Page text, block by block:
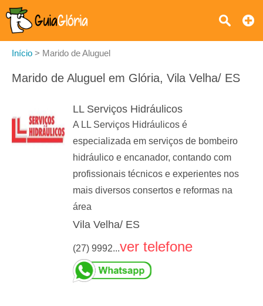
Início > Marido de Aluguel
Marido de Aluguel em Glória, Vila Velha/ ES
LL Serviços Hidráulicos
A LL Serviços Hidráulicos é
especializada em serviços de bombeiro
hidráulico e encanador, contando com
profissionais técnicos e experientes nos
mais diversos consertos e reformas na
área
Vila Velha/ ES
(27) 9992...ver telefone